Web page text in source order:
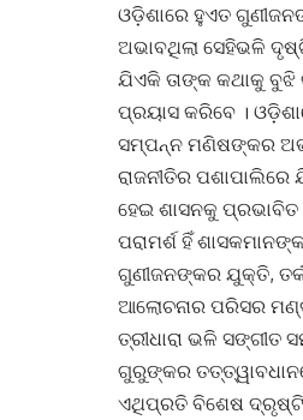
ଓଡ଼ିଶାରେ ହୁଏତ
ଅଭାବଥିଲା ସେହିଭଳି
ଯିଏକି ତାଙ୍କ କଥାକୁ ବୁଝି
ପ୍ରୟାସ କରିବେ ।
ସମ୍ପନ୍ନ ମଣିଷଙ୍କର
ରାଜନୀତିର
ହେଇ ଶାସନକୁ
ପରାମର୍ଶ ହିଁ
ଗୁଣୀଜନଙ୍କର ଯୁକ୍ତି,
ଆଲୋଚନାର ପରିସର
ତ୍ରୀଧାରା ଭଳି ସଙ୍ଗୀତ
ଗୁରୁଙ୍କର
ଏଥିପ୍ରତି ବିଶେଷ ଦ୍ରୃଷ୍ଟି